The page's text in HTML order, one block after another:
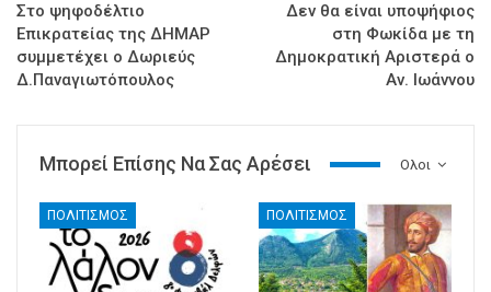
Στο ψηφοδέλτιο
Επικρατείας της ΔΗΜΑΡ
συμμετέχει ο Δωριεύς
Δ.Παναγιωτόπουλος
Δεν θα είναι υποψήφιος
στη Φωκίδα με τη
Δημοκρατική Αριστερά ο
Αν. Ιωάννου
Ολοι
Μπορεί Επίσης Να Σας Αρέσει
ΠΟΛΙΤΙΣΜΟΣ ΠΟΛΙΤΙΣΜΟΣ